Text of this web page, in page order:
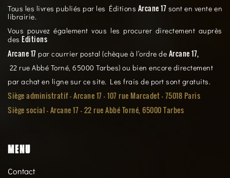
Tous les livres publiés par les Éditions Arcane 17 sont en vente en
librairie.
Vous pouvez également vous les procurer directement auprès
des Editions
Arcane 17 par courrier postal (chèque à l’ordre de Arcane 17,
22 rue Abbé Torné, 65000 Tarbes) ou bien encore directement
par achat en ligne sur ce site. Les frais de port sont gratuits.
Siège administratif - Arcane 17 - 107 rue Marcadet - 75018 Paris
Siège social -Arcane 17 - 22 rue Abbé Torné, 65000 Tarbes
MENU
Contact